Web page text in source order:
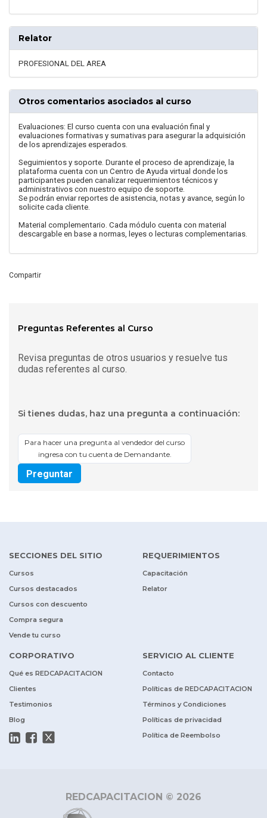
Relator
PROFESIONAL DEL AREA
Otros comentarios asociados al curso
Evaluaciones: El curso cuenta con una evaluación final y
evaluaciones formativas y sumativas para asegurar la adquisición
de los aprendizajes esperados.
Seguimientos y soporte. Durante el proceso de aprendizaje, la
plataforma cuenta con un Centro de Ayuda virtual donde los
participantes pueden canalizar requerimientos técnicos y
administrativos con nuestro equipo de soporte.
Se podrán enviar reportes de asistencia, notas y avance, según lo
solicite cada cliente.
Material complementario. Cada módulo cuenta con material
descargable en base a normas, leyes o lecturas complementarias.
Compartir
Preguntas Referentes al Curso
Revisa preguntas de otros usuarios y resuelve tus
dudas referentes al curso.
Si tienes dudas, haz una pregunta a continuación:
Para hacer una pregunta al vendedor del curso
ingresa con tu cuenta de Demandante.
Preguntar
SECCIONES DEL SITIO
Cursos
Cursos destacados
Cursos con descuento
Compra segura
Vende tu curso
REQUERIMIENTOS
Capacitación
Relator
CORPORATIVO
Qué es REDCAPACITACION
Clientes
Testimonios
Blog
SERVICIO AL CLIENTE
Contacto
Políticas de REDCAPACITACION
Términos y Condiciones
Políticas de privacidad
Política de Reembolso
REDCAPACITACION © 2026